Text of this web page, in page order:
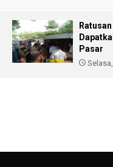
Pasar